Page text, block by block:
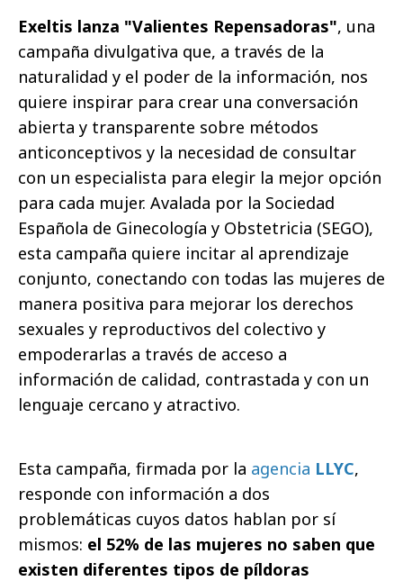
Exeltis lanza "Valientes Repensadoras", una
campaña divulgativa que, a través de la
naturalidad y el poder de la información, nos
quiere inspirar para crear una conversación
abierta y transparente sobre métodos
anticonceptivos y la necesidad de consultar
con un especialista para elegir la mejor opción
para cada mujer. Avalada por la Sociedad
Española de Ginecología y Obstetricia (SEGO),
esta campaña quiere incitar al aprendizaje
conjunto, conectando con todas las mujeres de
manera positiva para mejorar los derechos
sexuales y reproductivos del colectivo y
empoderarlas a través de acceso a
información de calidad, contrastada y con un
lenguaje cercano y atractivo.
Esta campaña, firmada por la agencia LLYC,
responde con información a dos
problemáticas cuyos datos hablan por sí
mismos: el 52% de las mujeres no saben que
existen diferentes tipos de píldoras